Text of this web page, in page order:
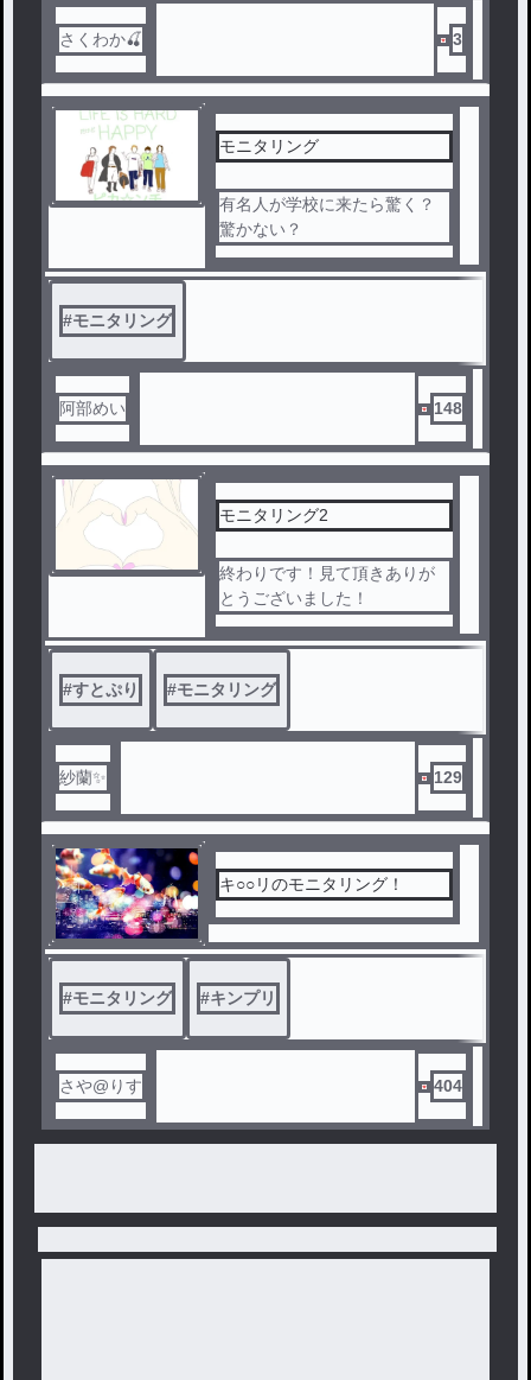
さくわか🍒 3
モニタリング
有名人が学校に来たら驚く？
驚かない？
#モニタリング
阿部めい 148
モニタリング2
終わりです！見て頂きありが
とうございました！
#すとぷり #モニタリング
紗蘭✨ 129
キ○○リのモニタリング！
#モニタリング #キンプリ
さや@りす 404